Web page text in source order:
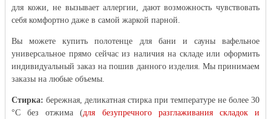
для кожи, не вызывает аллергии, дают возможность чувствовать
себя комфортно даже в самой жаркой парной.
Вы можете купить полотенце для бани и сауны вафельное
универсальное прямо сейчас из наличия на складе или оформить
индивидуальный заказ на пошив данного изделия. Мы принимаем
заказы на любые объемы.
Стирка: бережная, деликатная стирка при температуре не более 30
°С без отжима(для безупречного разглаживания складок и